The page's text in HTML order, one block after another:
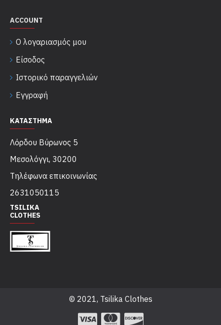
ACCOUNT
Ο λογαριασμός μου
Είσοδος
Ιστορικό παραγγελιών
Εγγραφή
ΚΑΤΑΣΤΗΜΑ
Λόρδου Βύρωνος 5
Μεσολόγγι, 30200
Τηλέφωνα επικοινωνίας
2631050115
TSILIKA
CLOTHES
© 2021, Tsilika Clothes